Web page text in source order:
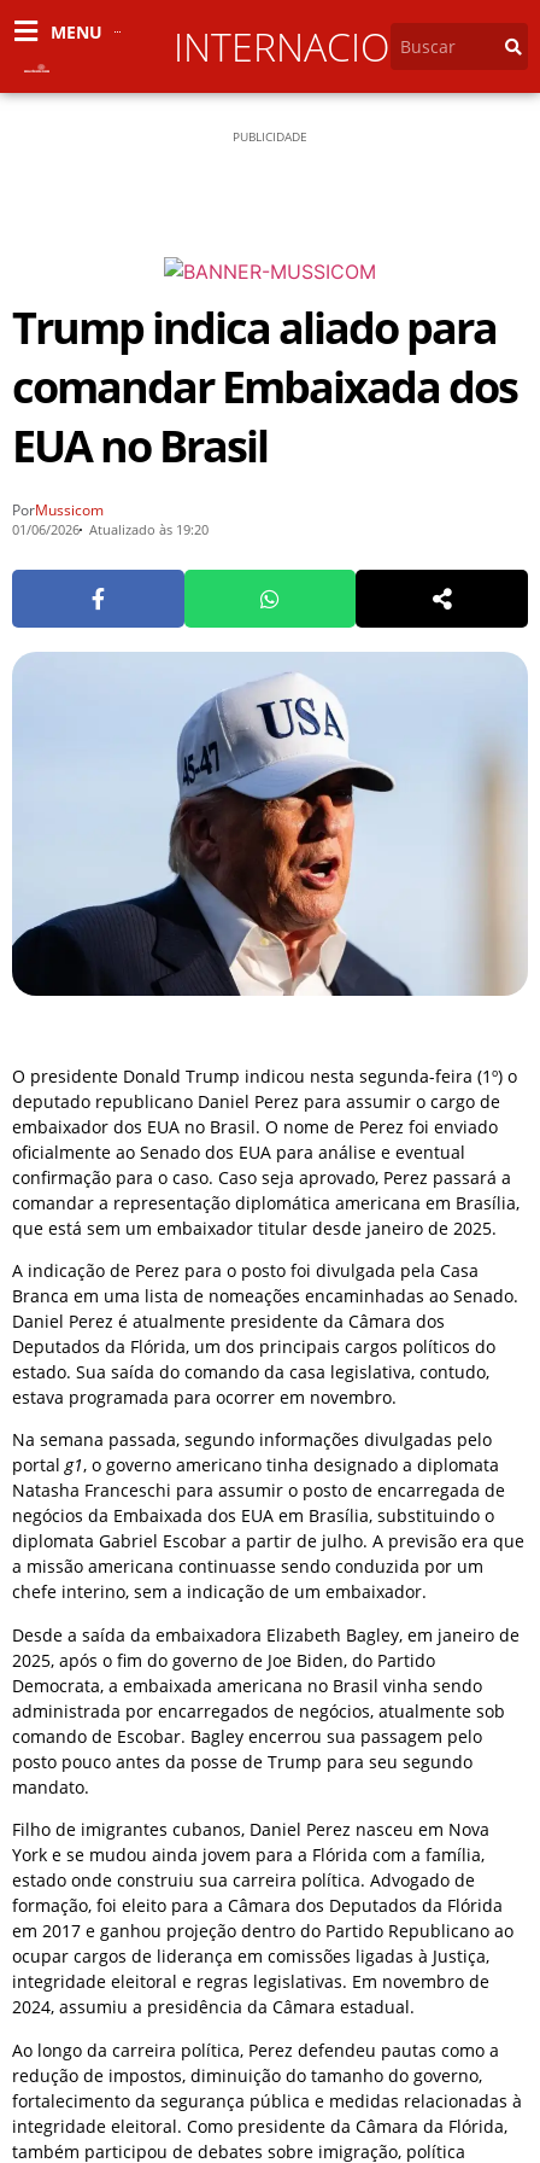
MENU INTERNACIONAL
PUBLICIDADE
Trump indica aliado para
comandar Embaixada dos
EUA no Brasil
PorMussicom
01/06/2026 Atualizado às 19:20
O presidente Donald Trump indicou nesta segunda-feira (1º) o
deputado republicano Daniel Perez para assumir o cargo de
embaixador dos EUA no Brasil. O nome de Perez foi enviado
oficialmente ao Senado dos EUA para análise e eventual
confirmação para o caso. Caso seja aprovado, Perez passará a
comandar a representação diplomática americana em Brasília,
que está sem um embaixador titular desde janeiro de 2025.
A indicação de Perez para o posto foi divulgada pela Casa
Branca em uma lista de nomeações encaminhadas ao Senado.
Daniel Perez é atualmente presidente da Câmara dos
Deputados da Flórida, um dos principais cargos políticos do
estado. Sua saída do comando da casa legislativa, contudo,
estava programada para ocorrer em novembro.
Na semana passada, segundo informações divulgadas pelo
portalg1, o governo americano tinha designado a diplomata
Natasha Franceschi para assumir o posto de encarregada de
negócios da Embaixada dos EUA em Brasília, substituindo o
diplomata Gabriel Escobar a partir de julho. A previsão era que
a missão americana continuasse sendo conduzida por um
chefe interino, sem a indicação de um embaixador.
Desde a saída da embaixadora Elizabeth Bagley, em janeiro de
2025, após o fim do governo de Joe Biden, do Partido
Democrata, a embaixada americana no Brasil vinha sendo
administrada por encarregados de negócios, atualmente sob
comando de Escobar. Bagley encerrou sua passagem pelo
posto pouco antes da posse de Trump para seu segundo
mandato.
Filho de imigrantes cubanos, Daniel Perez nasceu em Nova
York e se mudou ainda jovem para a Flórida com a família,
estado onde construiu sua carreira política. Advogado de
formação, foi eleito para a Câmara dos Deputados da Flórida
em 2017 e ganhou projeção dentro do Partido Republicano ao
ocupar cargos de liderança em comissões ligadas à Justiça,
integridade eleitoral e regras legislativas. Em novembro de
2024, assumiu a presidência da Câmara estadual.
Ao longo da carreira política, Perez defendeu pautas como a
redução de impostos, diminuição do tamanho do governo,
fortalecimento da segurança pública e medidas relacionadas à
integridade eleitoral. Como presidente da Câmara da Flórida,
também participou de debates sobre imigração, política